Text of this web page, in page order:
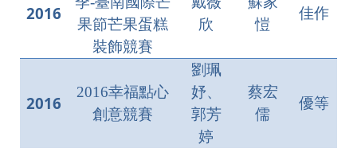
2016
果節芒果蛋糕
裝飾競賽
欣
愷
佳作
2016
2016幸福點心
創意競賽
劉珮
妤、
郭芳
婷
蔡宏
儒
優等